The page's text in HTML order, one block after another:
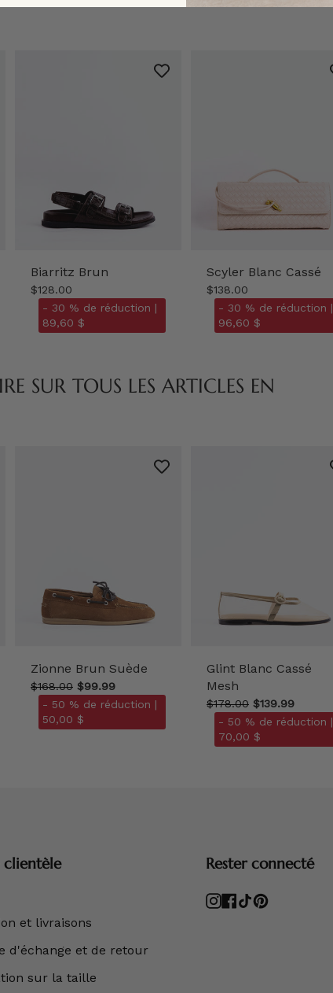
Biarritz Brun
$128.00
- 30 % de réduction |
89,60 $
Scyler Blanc Cassé
$138.00
- 30 % de réduction |
96,60 $
SUR TOUS LES ARTICLES EN
Zionne Brun Suède
$168.00 $99.99
- 50 % de réduction |
50,00 $
Glint Blanc Cassé
Mesh
$178.00 $139.99
- 50 % de réduction |
70,00 $
clientèle
et livraisons
d'échange et de retour
sur la taille
Rester connecté
Instagram
Facebook
TikTokPinterest